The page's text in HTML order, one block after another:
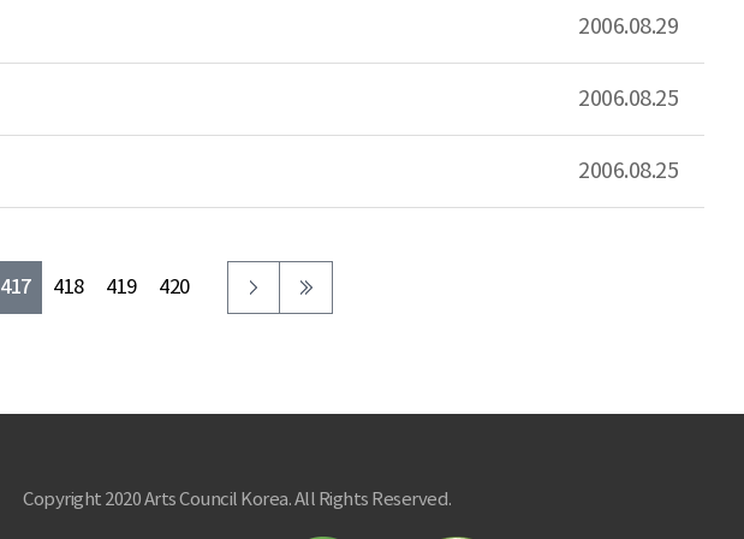
2006.08.29
2006.08.25
2006.08.25
417 418 419 420
Copyright 2020 Arts Council Korea. All Rights Reserved.